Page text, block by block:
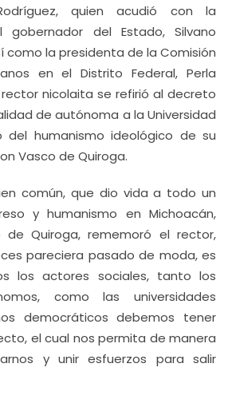
quien acudió con la
gobernador del Estado, Silvano
como la presidenta de la Comisión
en el Distrito Federal, Perla
nicolaita se refirió al decreto
de autónoma a la Universidad
del humanismo ideológico de su
Vasco de Quiroga.
común, que dio vida a todo un
y humanismo en Michoacán,
de Quiroga, rememoró el rector,
pareciera pasado de moda, es
los actores sociales, tanto los
como las universidades
democráticos debemos tener
el cual nos permita de manera
y unir esfuerzos para salir